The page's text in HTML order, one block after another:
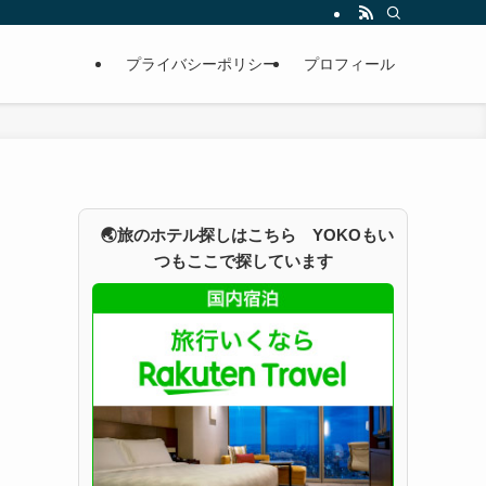
プライバシーポリシー プロフィール
🌏旅のホテル探しはこちら YOKOもい
つもここで探しています